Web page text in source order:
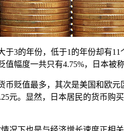
于3的年份，低于1的年份却有
值幅度一共只有4.75%，日本
币贬值最多，其次是美国和欧
元。显然，日本居民的货币